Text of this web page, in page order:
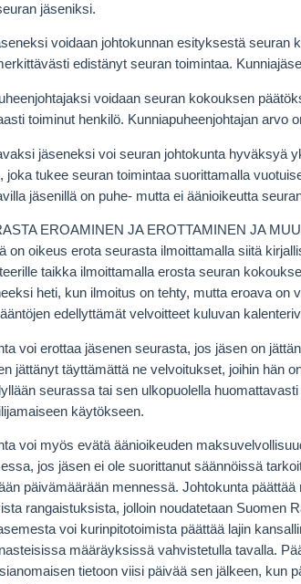
jäseniksi.
voidaan johtokunnan esityksestä seuran
edistänyt seuran toimintaa.
voidaan seuran kokouksen
toiminut henkilö. Kunniapuheenjohtajan arvo
jäseneksi voi seuran johtokunta hyväksyä
joka tukee seuran toimintaa suorittamalla
jäsenillä on puhe- mutta ei äänioikeutta
EROAMINEN JA EROTTAMINEN JA
on oikeus erota seurasta ilmoittamalla siitä
taikka ilmoittamalla erosta seuran
heti, kun ilmoitus on tehty, mutta eroava
edellyttämät velvoitteet kuluvan
voi erottaa jäsenen seurasta, jos jäsen on
jättänyt täyttämättä ne velvoitukset, joihin hän
seurassa tai sen ulkopuolella
käytökseen.
voi myös evätä äänioikeuden
jos jäsen ei ole suorittanut säännöissä
päivämäärään mennessä. Johtokunta
rangaistuksista, jolloin noudatetaan Suomen
voi kurinpitotoimista päättää lajin
määräyksissä vahvistetulla tavalla.
tietoon viisi päivää sen jälkeen, kun